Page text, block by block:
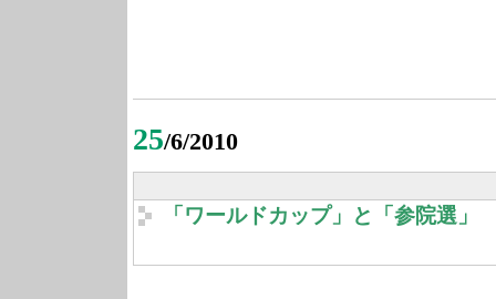
25/6/2010
「ワールドカップ」と「参院選」